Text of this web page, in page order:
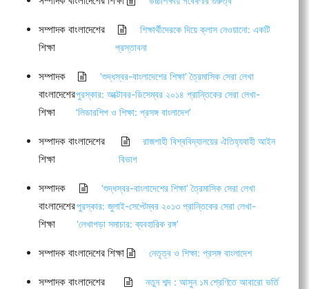
সম্পাদক বাংলাদেশের
শিক্ষা
শিক্ষার্থীদেরকে দিয়ে ক্লাস নেওয়ানো: একটি
প্রস্তাবনা
সম্পাদক
বাংলাদেশের
শিক্ষা
‘শুদ্ধস্বর-বাংলাদেশের শিক্ষা’ ত্রৈমাসিক সেরা লেখা
পুরস্কার: অক্টোবর-ডিসেম্বর ২০১৪ প্রান্তিকের সেরা লেখা-
‘লিডারশিপ ও শিক্ষা: প্রসঙ্গ বাংলাদেশ’
সম্পাদক বাংলাদেশের
শিক্ষা
রাজশাহী বিশ্ববিদ্যালয়ের ঐতিহ্যবাহী আইন
বিভাগ
সম্পাদক
বাংলাদেশের
শিক্ষা
‘শুদ্ধস্বর-বাংলাদেশের শিক্ষা’ ত্রৈমাসিক সেরা লেখা
পুরস্কার: জুলাই-সেপ্টেম্বর ২০১৩ প্রান্তিকের সেরা লেখা-
‘লেখাপড়া সমাচার: ব্যবহারিক রঙ্গ’
সম্পাদক বাংলাদেশের শিক্ষা নেতৃত্ব ও শিক্ষা: প্রসঙ্গ বাংলাদেশ
সম্পাদক বাংলাদেশের
নতুন শব্দ : আসুন ১ম শ্রেণিতে আবারো ভর্তি